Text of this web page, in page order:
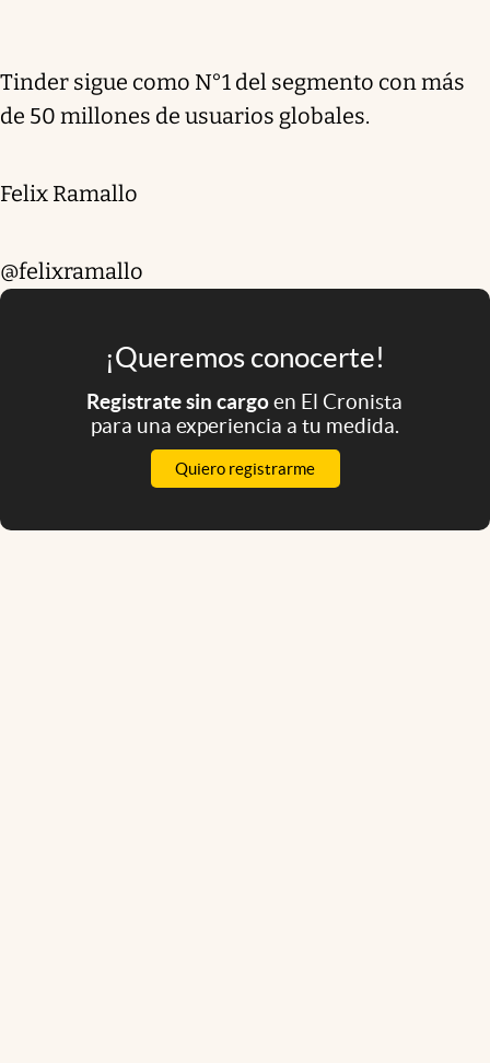
Tinder sigue como N°1 del segmento con más
de 50 millones de usuarios globales.
Felix Ramallo
@felixramallo
¡Queremos conocerte!
Registrate sin cargoen El Cronista
para una experiencia a tu medida.
Quiero registrarme